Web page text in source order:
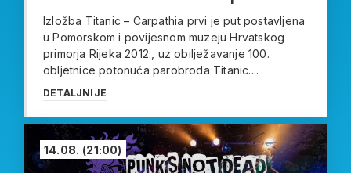
Izložba Titanic – Carpathia prvi je put postavljena
u Pomorskom i povijesnom muzeju Hrvatskog
primorja Rijeka 2012., uz obilježavanje 100.
obljetnice potonuća parobroda Titanic....
DETALJNIJE
14.08. (21:00)